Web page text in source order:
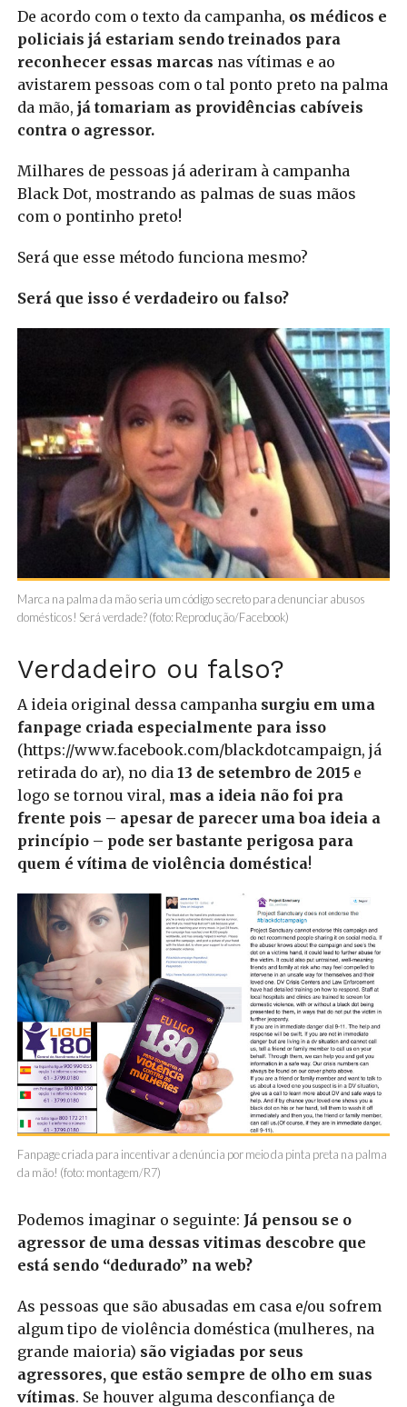
De acordo com o texto da campanha, os médicos e
policiais já estariam sendo treinados para
reconhecer essas marcas nas vítimas e ao
avistarem pessoas com o tal ponto preto na palma
da mão, já tomariam as providências cabíveis
contra o agressor.
Milhares de pessoas já aderiram à campanha
Black Dot, mostrando as palmas de suas mãos
com o pontinho preto!
Será que esse método funciona mesmo?
Será que isso é verdadeiro ou falso?
Marca na palma da mão seria um código secreto para denunciar abusos
domésticos! Será verdade? (foto: Reprodução/Facebook)
Verdadeiro ou falso?
A ideia original dessa campanha surgiu em uma
fanpage criada especialmente para isso
(https://www.facebook.com/blackdotcampaign, já
retirada do ar), no dia 13 de setembro de 2015e
logo se tornou viral, mas a ideia não foi pra
frente pois – apesar de parecer uma boa ideia a
princípio – pode ser bastante perigosa para
quem é vítima de violência doméstica!
Fanpage criada para incentivar a denúncia por meio da pinta preta na palma
da mão! (foto: montagem/R7)
Podemos imaginar o seguinte: Já pensou se o
agressor de uma dessas vitimas descobre que
está sendo “dedurado” na web?
As pessoas que são abusadas em casa e/ou sofrem
algum tipo de violência doméstica (mulheres, na
grande maioria) são vigiadas por seus
agressores, que estão sempre de olho em suas
vítimas. Se houver alguma desconfiança de